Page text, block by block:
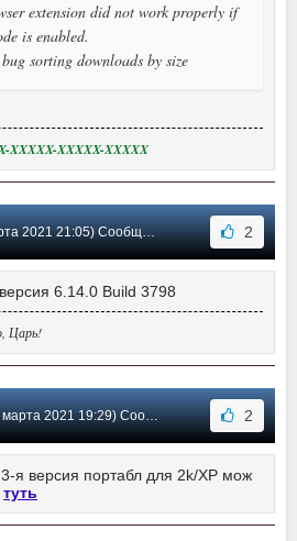
extension did not work properly if
is enabled.
sorting downloads by size
XXXXX-XXXXX-XXXXX
2021 21:05) Сообщение #529 2
6.14.0 Build 3798
Царь!
2021 19:29) Сообщение #528 2
3-я версия портабл для 2k/XP мож
туть